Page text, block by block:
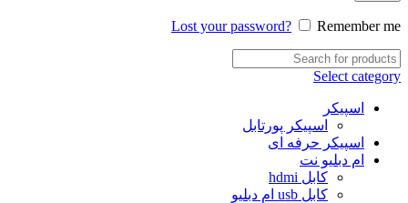
Lost your password? Remember me
Select category
اسپیکر
اسپیکر پورتابل
اسپیکر حرفه ای
ام دبلیو نت
کابل hdmi
کابل usb ام دبلیو